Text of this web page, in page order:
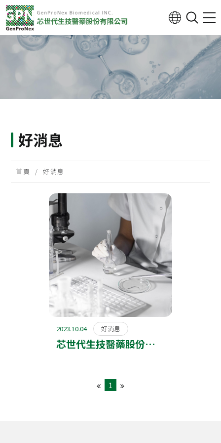
好消息
首頁 好消息
2023.10.04 好消息
芯世代生技醫藥股份有限
英國TwistDx的代理經銷
1